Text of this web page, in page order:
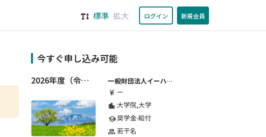
標準 拡大 ログイン 新規会員
今すぐ申し込み可能
2026年度（令和8年度）第２期 一般財団法人イーハトーブ育英会奨学生募集（給付型） 日本国内及び海外の大学・大学院に自宅外通学をする学生に生活費の一部(家賃半額相当)を給付【岩手県が本籍地の大学生または大学院生対象】
一般財団法人イーハトーブ育英会
currency_yen ー
location_city 大学院,大学
school奨学金-給付
group 若干名